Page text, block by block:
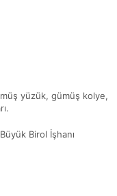
yüzük, gümüş kolye,
Birol İşhanı